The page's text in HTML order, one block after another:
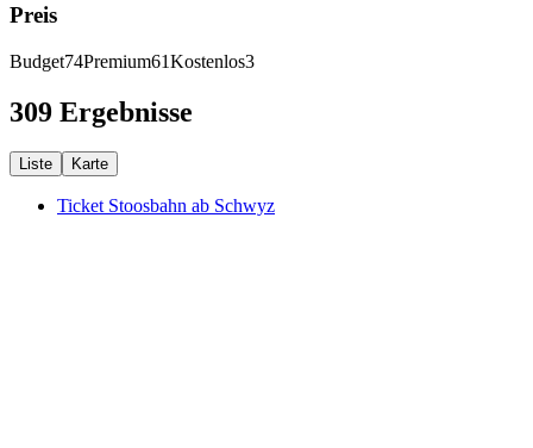
Preis
Budget74Premium61Kostenlos3
309 Ergebnisse
Liste Karte
Ticket Stoosbahn ab Schwyz